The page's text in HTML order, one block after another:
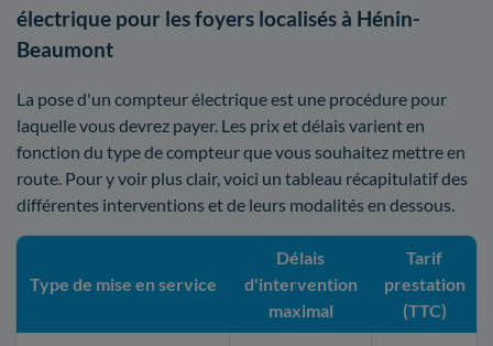
électrique pour les foyers localisés à Hénin-
Beaumont
La pose d'un compteur électrique est une procédure pour
laquelle vous devrez payer. Les prix et délais varient en
fonction du type de compteur que vous souhaitez mettre en
route. Pour y voir plus clair, voici un tableau récapitulatif des
différentes interventions et de leurs modalités en dessous.
Type de mise en service
Délais
d'intervention
maximal
Tarif
prestation
(TTC)